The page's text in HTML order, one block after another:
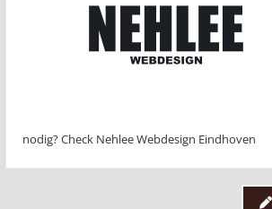
nodig? Check Nehlee Webdesign Eindhoven